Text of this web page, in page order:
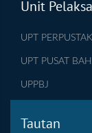
Unit
UPT
UPT PUSAT
UPPBJ
Tautan